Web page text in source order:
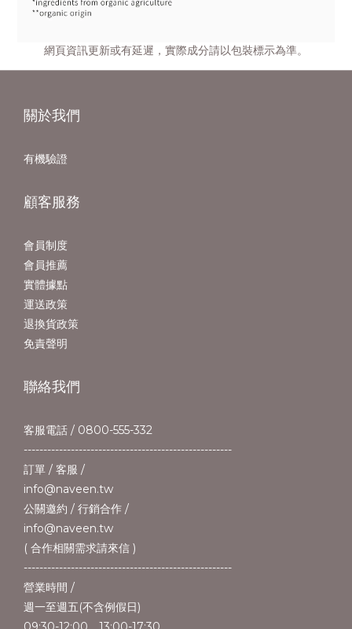
網頁資訊更新或有延遲，實際成分請以包裝標示為準。
關於我們
有機驗證
顧客服務
會員制度
會員推薦
實體據點
運送政策
退換貨政策
免責聲明
聯絡我們
客服電話 / 0800-555-332
-----------------------------------------------------
訂單 / 客服 /
info@naveen.tw
公關邀約 / 行銷合作 /
info@naveen.tw
( 合作相關需求請來信 )
-----------------------------------------------------
營業時間 /
週一至週五(不含例假日)